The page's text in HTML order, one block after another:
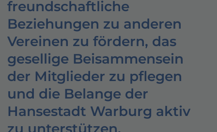
freundschaftliche
Beziehungen zu anderen
Vereinen zu fördern, das
gesellige Beisammensein
der Mitglieder zu pflegen
und die Belange der
Hansestadt Warburg aktiv